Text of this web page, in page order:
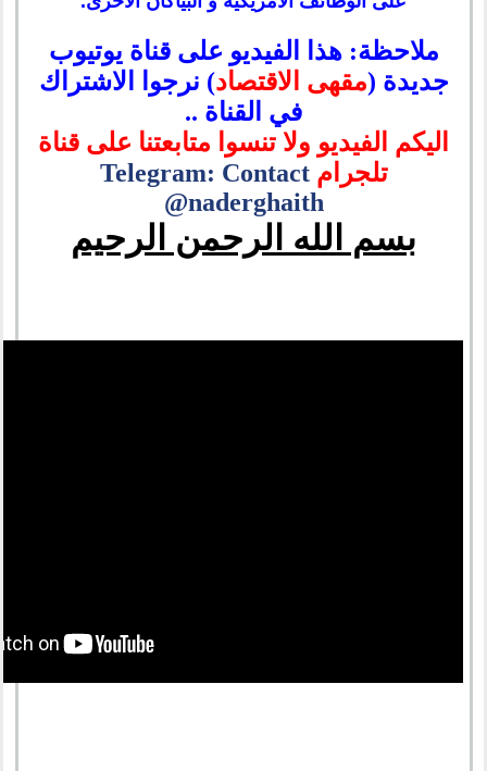
ملاحظة: هذا الفيديو على قناة يوتيوب
جديدة (مقهى الاقتصاد) نرجوا الاشتراك
في القناة ..
اليكم الفيديو ولا تنسوا متابعتنا على قناة
تلجرامTelegram: Contact
@naderghaith
بسم الله الرحمن الرحيم